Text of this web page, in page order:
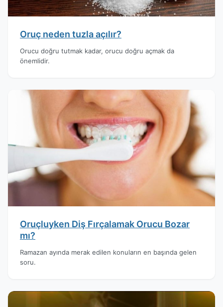
Oruç neden tuzla açılır?
Orucu doğru tutmak kadar, orucu doğru açmak da
önemlidir.
Oruçluyken Diş Fırçalamak Orucu Bozar
mı?
Ramazan ayında merak edilen konuların en başında gelen
soru.